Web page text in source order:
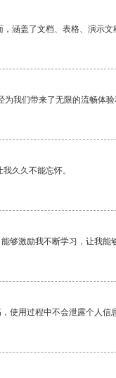
涵盖了文档、表格、演示
我们带来了无限的流畅体验
久久不能忘怀。
够激励我不断学习，让我能
使用过程中不会泄露个人信